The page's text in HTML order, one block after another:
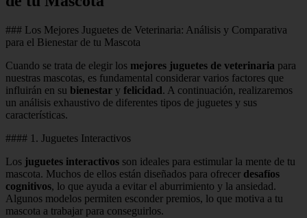
### Los Mejores Juguetes de Veterinaria: Análisis y Comparativa
para el Bienestar de tu Mascota
Cuando se trata de elegir los mejores juguetes de veterinaria para
nuestras mascotas, es fundamental considerar varios factores que
influirán en su bienestar y felicidad. A continuación, realizaremos
un análisis exhaustivo de diferentes tipos de juguetes y sus
características.
#### 1. Juguetes Interactivos
Los juguetes interactivos son ideales para estimular la mente de tu
mascota. Muchos de ellos están diseñados para ofrecer desafíos
cognitivos, lo que ayuda a evitar el aburrimiento y la ansiedad.
Algunos modelos permiten esconder premios, lo que motiva a tu
mascota a trabajar para conseguirlos.